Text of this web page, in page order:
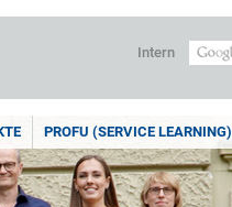
Intern
PROFU (SERVICE LEARNING)